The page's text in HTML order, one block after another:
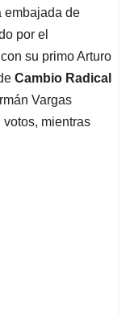
embajada de
por el
su primo Arturo
Cambio Radical
Vargas
votos, mientras